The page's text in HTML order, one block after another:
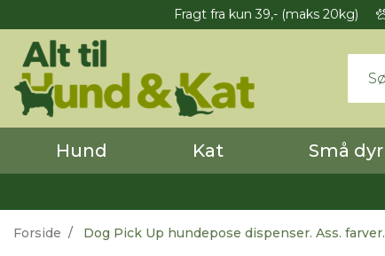
Fragt fra kun 39,- (maks 20kg)
Hund Kat Små dyr
Forside Dog Pick Up hundepose dispenser. Ass. farver.